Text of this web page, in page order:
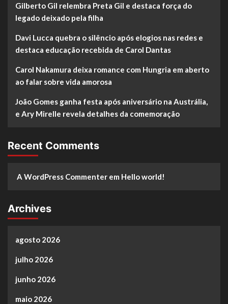
Gilberto Gil relembra Preta Gil e destaca força do
legado deixado pela filha
Davi Lucca quebra o silêncio após elogios nas redes e
destaca educação recebida de Carol Dantas
Carol Nakamura deixa romance com Hungria em aberto
ao falar sobre vida amorosa
João Gomes ganha festa após aniversário na Austrália,
e Ary Mirelle revela detalhes da comemoração
Recent Comments
A WordPress Commenter em Hello world!
Archives
agosto 2026
julho 2026
junho 2026
maio 2026